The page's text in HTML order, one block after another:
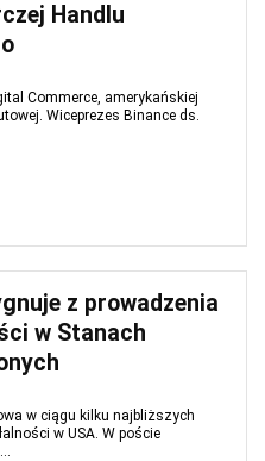
Handlu
Commerce, amerykańskiej
Wiceprezes Binance ds.
z prowadzenia
w Stanach
w ciągu kilku najbliższych
w USA. W poście